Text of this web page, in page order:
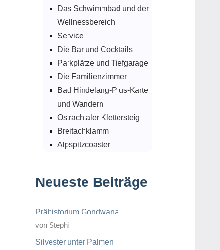
Das Schwimmbad und der
Wellnessbereich
Service
Die Bar und Cocktails
Parkplätze und Tiefgarage
Die Familienzimmer
Bad Hindelang-Plus-Karte
und Wandern
Ostrachtaler Klettersteig
Breitachklamm
Alpspitzcoaster
Neueste Beiträge
Prähistorium Gondwana
von Stephi
Silvester unter Palmen